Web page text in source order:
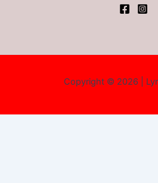
Copyright © 2026 |